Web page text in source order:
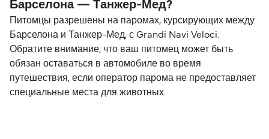
Барселона — Танжер-Мед?
Питомцы разрешены на паромах, курсирующих между
Барселона и Танжер-Мед, с Grandi Navi Veloci.
Обратите внимание, что ваш питомец может быть
обязан оставаться в автомобиле во время
путешествия, если оператор парома не предоставляет
специальные места для животных.